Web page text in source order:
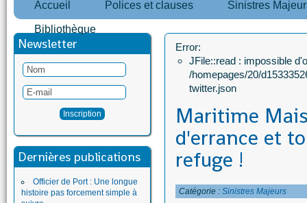
Accueil Polices et clauses Sinistres
Bibliothèque
Newsletter
Dernières publications
Officier de Port : Une longue
histoire pas forcement simple à
Error:
JFile::read : impossible
/homepages/20/
twitter.json
Maritime
d'errance et
refuge !
Catégorie : Sinistres Majeurs